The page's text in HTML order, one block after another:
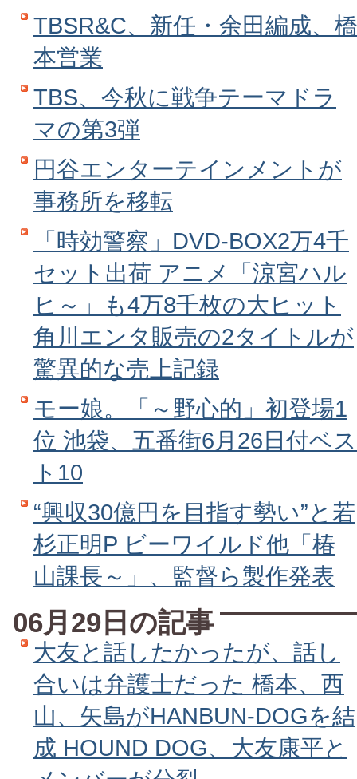
TBSR&C、新任・余田編成、橋
本営業
TBS、今秋に戦争テーマドラ
マの第3弾
円谷エンターテインメントが
事務所を移転
「時効警察」DVD‐BOX2万4千
セット出荷 アニメ「涼宮ハル
ヒ～」も4万8千枚の大ヒット
角川エンタ販売の2タイトルが
驚異的な売上記録
モー娘。「～野心的」初登場1
位 池袋、五番街6月26日付ベス
ト10
“興収30億円を目指す勢い”と若
杉正明P ビーワイルド他「椿
山課長～」、監督ら製作発表
06月29日の記事
大友と話したかったが、話し
合いは弁護士だった 橋本、西
山、矢島がHANBUN‐DOGを結
成 HOUND DOG、大友康平と